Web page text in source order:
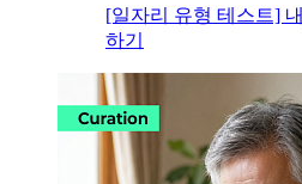
[일자리 유형 테스트]
하기